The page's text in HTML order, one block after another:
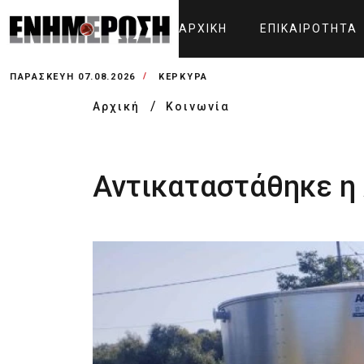
ΑΡΧΙΚΉ ΕΠΙΚΑΙΡΌΤΗΤΑ
ΠΑΡΑΣΚΕΥΉ 07.08.2026 ΚΕΡΚΥΡΑ
Αρχική Κοινωνία
Αντικαταστάθηκε